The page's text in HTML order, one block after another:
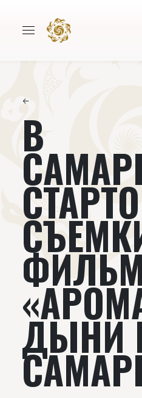
Авторы
Издательство
Проекты
Книги
←
В
ДЫНИ